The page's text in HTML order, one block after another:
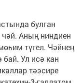
булган
Аның ниндиен
түгел. Чәйнең
Ул исә кан
тәэсире